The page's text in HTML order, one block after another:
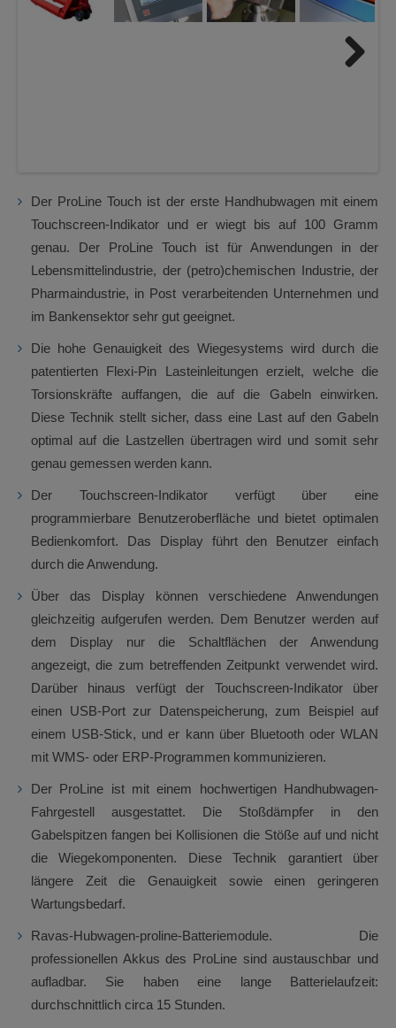
Der ProLine Touch ist der erste Handhubwagen mit einem
Touchscreen-Indikator und er wiegt bis auf 100 Gramm
genau. Der ProLine Touch ist für Anwendungen in der
Lebensmittelindustrie, der (petro)chemischen Industrie, der
Pharmaindustrie, in Post verarbeitenden Unternehmen und
im Bankensektor sehr gut geeignet.
Die hohe Genauigkeit des Wiegesystems wird durch die
patentierten Flexi-Pin Lasteinleitungen erzielt, welche die
Torsionskräfte auffangen, die auf die Gabeln einwirken.
Diese Technik stellt sicher, dass eine Last auf den Gabeln
optimal auf die Lastzellen übertragen wird und somit sehr
genau gemessen werden kann.
Der Touchscreen-Indikator verfügt über eine
programmierbare Benutzeroberfläche und bietet optimalen
Bedienkomfort. Das Display führt den Benutzer einfach
durch die Anwendung.
Über das Display können verschiedene Anwendungen
gleichzeitig aufgerufen werden. Dem Benutzer werden auf
dem Display nur die Schaltflächen der Anwendung
angezeigt, die zum betreffenden Zeitpunkt verwendet wird.
Darüber hinaus verfügt der Touchscreen-Indikator über
einen USB-Port zur Datenspeicherung, zum Beispiel auf
einem USB-Stick, und er kann über Bluetooth oder WLAN
mit WMS- oder ERP-Programmen kommunizieren.
Der ProLine ist mit einem hochwertigen Handhubwagen-
Fahrgestell ausgestattet. Die Stoßdämpfer in den
Gabelspitzen fangen bei Kollisionen die Stöße auf und nicht
die Wiegekomponenten. Diese Technik garantiert über
längere Zeit die Genauigkeit sowie einen geringeren
Wartungsbedarf.
Ravas-Hubwagen-proline-Batteriemodule. Die
professionellen Akkus des ProLine sind austauschbar und
aufladbar. Sie haben eine lange Batterielaufzeit:
durchschnittlich circa 15 Stunden.